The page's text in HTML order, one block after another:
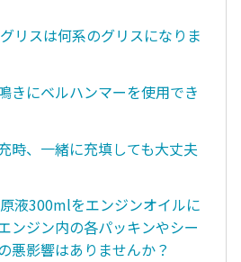
リスは何系のグリスになりま
きにベルハンマーを使用でき
時、一緒に充填しても大丈夫
液300mlをエンジンオイルに
ンジン内の各パッキンやシー
悪影響はありませんか？